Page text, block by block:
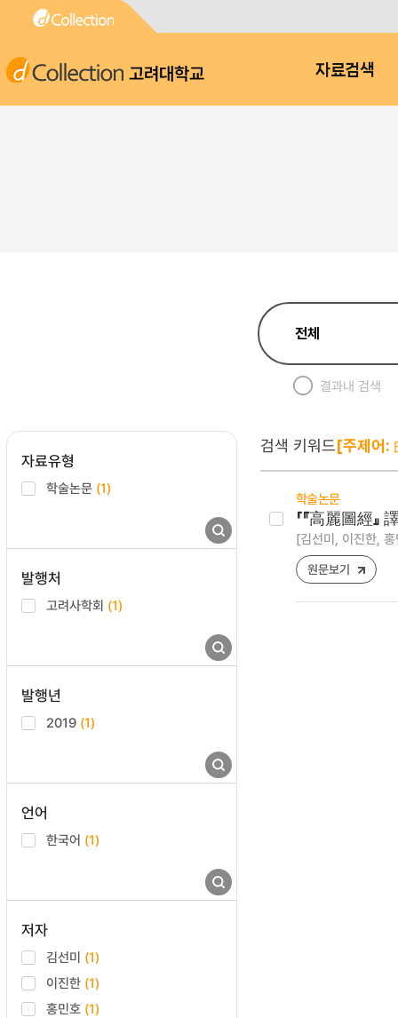
고려대학교 자료검색
결과내 검색
자료유형
학술논문 (1)
발행처
고려사학회 (1)
발행년
2019 (1)
언어
한국어 (1)
저자
김선미 (1)
이진한 (1)
홍민호 (1)
검색 키워드[주제어:
학술논문
「『高麗圖經』
[김선미, 이진한,
원문보기